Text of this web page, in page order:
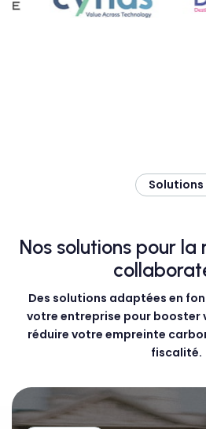
Solutions
Nos solutions pour
Des solutions adaptées en
votre entreprise pour booster
réduire votre empreinte
fiscalité.